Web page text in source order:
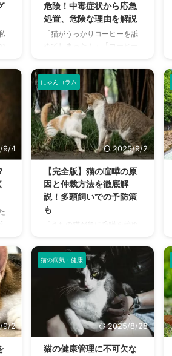
危険！中毒症状から応急
処置、危険な理由を解説
「猫がうっかりコーヒーを舐
めてしまった！」「コーヒー
を飲んでしまったかもしれな
い…」そんなとき、あなたは
冷静に対応できますか？ 私た
ちにとって身近な飲み物であ
るコーヒーには、猫にとって
非常に危険な成分であるカフ
ェインが含まれています。少
量であっても、猫の体には大
きな負担となり、命に関わる
ことも少なくありません。 こ
の記事では、猫がコーヒーを
誤飲してしまった際に現れる
症状や、すぐに取るべき応急
処置、そして日頃からできる
論 猫にとってコーヒーに含ま
れるカフ ...
9/4
にゃんコラム
2025/9/2
【完全版】猫の喧嘩の原
因と仲裁方法を徹底解
説！多頭飼いでの予防策
も
「うちの猫が急に喧嘩を始め
て困っている」「なんで仲が
悪いの？」など、多頭飼いの
家庭では猫同士の喧嘩はつき
ものです。しかし、ただのじ
ゃれ合いだと思っていたら、
実は深刻なサインかもしれま
せん。 この記事では、猫が喧
嘩をする本当の理由から、状
況に応じた正しい仲裁方法、
そして喧嘩を未然に防ぐため
9/2
猫の病気・健康
2025/8/28
猫の健康管理に不可欠な